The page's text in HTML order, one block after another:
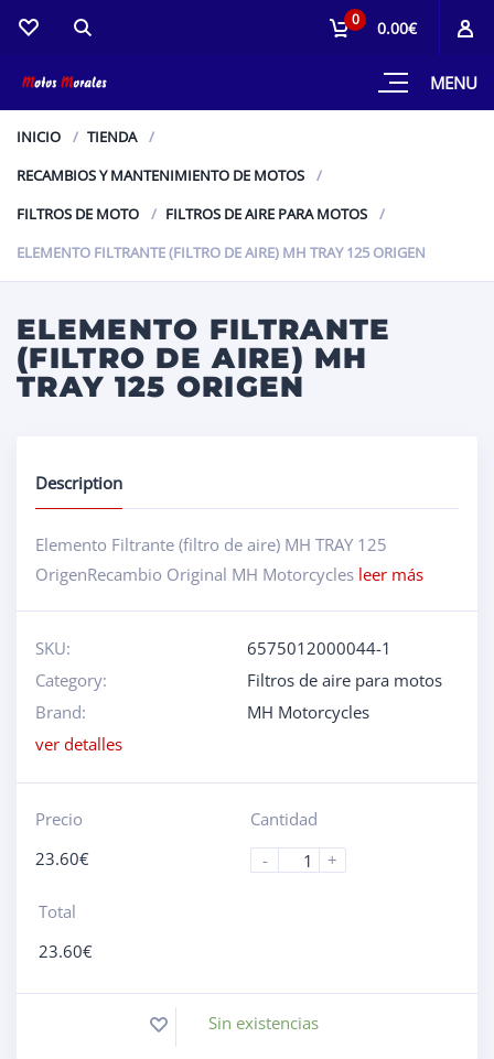
MENU
0 0.00€
INICIO
TIENDA
RECAMBIOS Y MANTENIMIENTO DE MOTOS
FILTROS DE MOTO
FILTROS DE AIRE PARA MOTOS
ELEMENTO FILTRANTE (FILTRO DE AIRE) MH TRAY 125 ORIGEN
ELEMENTO FILTRANTE
(FILTRO DE AIRE) MH
TRAY 125 ORIGEN
Description
Elemento Filtrante (filtro de aire) MH TRAY 125
OrigenRecambio Original MH Motorcycles leer más
SKU:
6575012000044-1
Category:
Filtros de aire para motos
Brand:
MH Motorcycles
ver detalles
Precio
23.60€
Cantidad
-
+
Total
23.60€
Sin existencias